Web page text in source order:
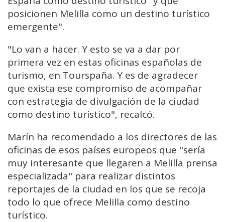
posicionen Melilla como un destino turístico
emergente".
"Lo van a hacer. Y esto se va a dar por
primera vez en estas oficinas españolas de
turismo, en Tourspaña. Y es de agradecer
que exista ese compromiso de acompañar
con estrategia de divulgación de la ciudad
como destino turístico", recalcó.
Marín ha recomendado a los directores de las
oficinas de esos países europeos que "sería
muy interesante que llegaren a Melilla prensa
especializada" para realizar distintos
reportajes de la ciudad en los que se recoja
todo lo que ofrece Melilla como destino
turístico.